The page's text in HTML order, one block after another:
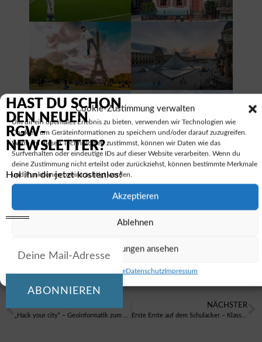
Cookie-Zustimmung verwalten
Um dir ein optimales Erlebnis zu bieten, verwenden wir Technologien wie
Cookies, um Geräteinformationen zu speichern und/oder darauf zuzugreifen.
Wenn du diesen Technologien zustimmst, können wir Daten wie das
Surfverhalten oder eindeutige IDs auf dieser Website verarbeiten. Wenn du
deine Zustimmung nicht erteilst oder zurückziehst, können bestimmte Merkmale
und Funktionen beeinträchtigt werden.
Akzeptieren
Ablehnen
Einstellungen ansehen
Cookie-RichtlinieDatenschutzImpressum
NÄCHSTER
HAST DU SCHON
DEN NEUEN
RGW-
NEWSLETTER?
Hol ihn dir jetzt kostenlos!
ABONNIEREN